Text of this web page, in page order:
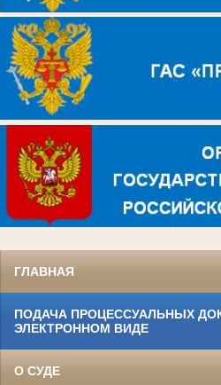
ГЛАВНАЯ
ПОДАЧА ПРОЦЕССУАЛЬНЫХ
ЭЛЕКТРОННОМ ВИДЕ
О СУДЕ